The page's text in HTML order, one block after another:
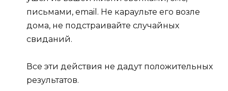
письмами, еmail. Не караульте его возле
дома, не подстраивайте случайных
свиданий.
Все эти действия не дадут положительных
результатов.